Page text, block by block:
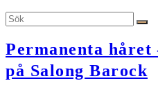
Permanenta
på Salong Barock